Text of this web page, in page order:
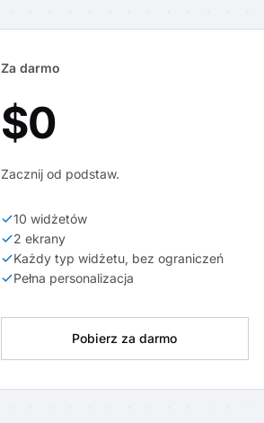
Za darmo
$0
Zacznij od podstaw.
10 widżetów
2 ekrany
Każdy typ widżetu, bez ograniczeń
Pełna personalizacja
Pobierz za darmo